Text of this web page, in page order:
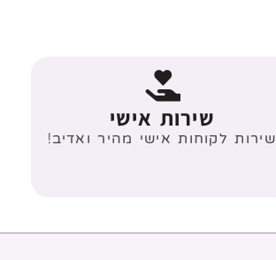
שירות אישי
שירות לקוחות אישי מהיר ואדיב!